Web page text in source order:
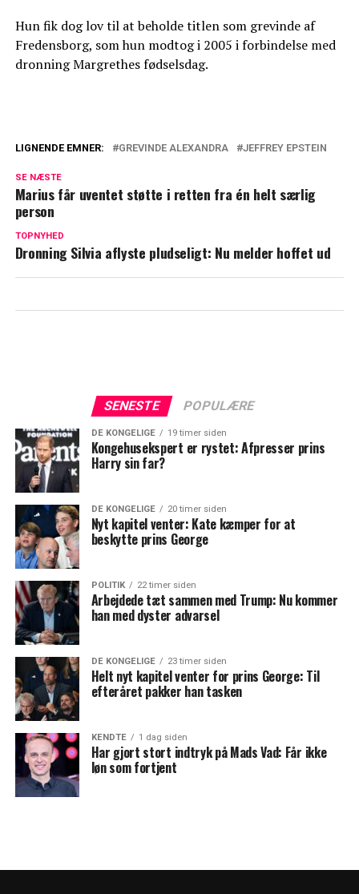
Hun fik dog lov til at beholde titlen som grevinde af
Fredensborg, som hun modtog i 2005 i forbindelse med
dronning Margrethes fødselsdag.
er dette anderledes
sønnerne
LIGNENDE EMNER: GREVINDE ALEXANDRA JEFFREY EPSTEIN
SE NÆSTE
Marius får uventet støtte i retten fra én helt særlig
person
TOPNYHED
Dronning Silvia aflyste pludseligt: Nu melder hoffet ud
SENESTE POPULÆRE
DE KONGELIGE 19 timer siden
Kongehusekspert er rystet: Afpresser prins
Harry sin far?
DE KONGELIGE 20 timer siden
Nyt kapitel venter: Kate kæmper for at
beskytte prins George
POLITIK 22 timer siden
Arbejdede tæt sammen med Trump: Nu kommer
han med dyster advarsel
DE KONGELIGE 23 timer siden
Helt nyt kapitel venter for prins George: Til
efteråret pakker han tasken
KENDTE 1 dag siden
Har gjort stort indtryk på Mads Vad: Får ikke
løn som fortjent